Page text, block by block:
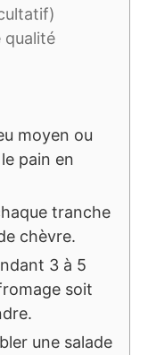
qualité
moyen ou
pain en
tranche
chèvre.
3 à 5
soit
une salade